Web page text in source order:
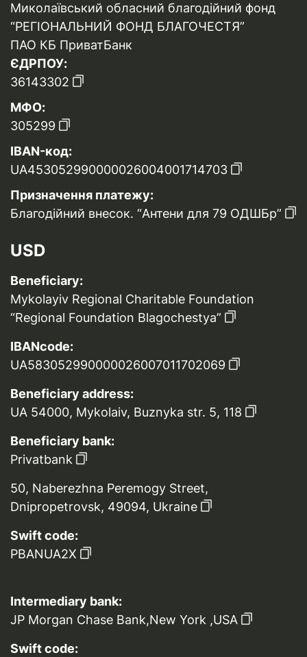
Миколаївський обласний благодійний фонд
“РЕГІОНАЛЬНИЙ ФОНД БЛАГОЧЕСТЯ”
ПАО КБ ПриватБанк
ЄДРПОУ:
36143302
МФО:
305299
IBAN-код:
UA453052990000026004001714703
Призначення платежу:
Благодійний внесок. “Антени для 79 ОДШБр”
USD
Beneficiary:
Mykolayiv Regional Charitable Foundation
“Regional Foundation Blagochestya”
IBANcode:
UA583052990000026007011702069
Beneficiary address:
UA 54000, Mykolaiv, Buznyka str. 5, 118
Beneficiary bank:
Privatbank
50, Naberezhna Peremogy Street,
Dnipropetrovsk, 49094, Ukraine
Swift code:
PBANUA2X
Intermediary bank:
JP Morgan Chase Bank,New York ,USA
Swift code: